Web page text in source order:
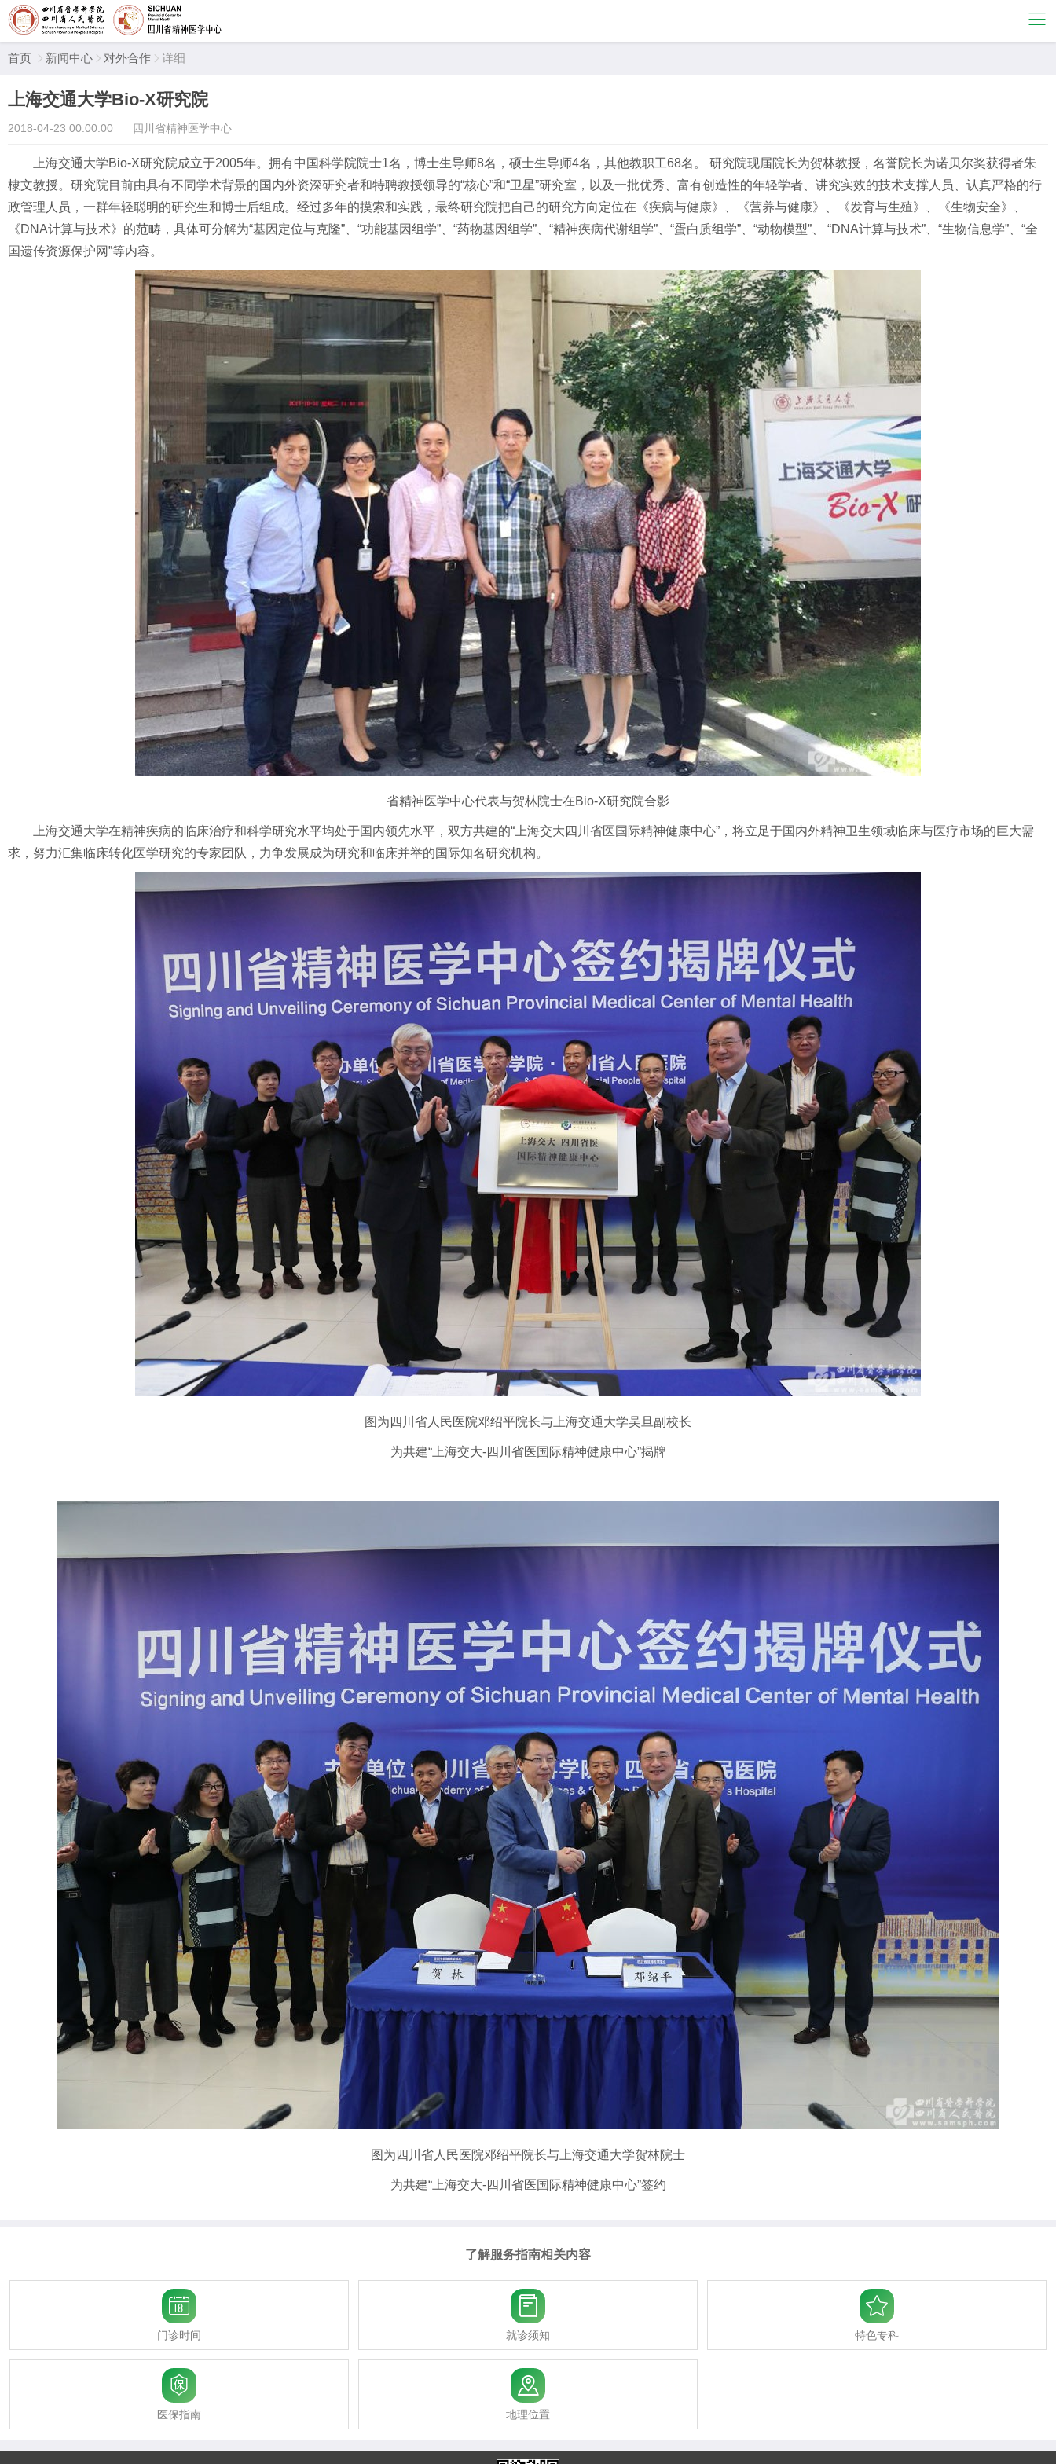
首页  新闻中心  对外合作  详细
上海交通大学Bio-X研究院
2018-04-23 00:00:00 四川省精神医学中心
上海交通大学Bio-X研究院成立于2005年。拥有中国科学院院士1名，博士生导师8名，硕士生导师4名，其他教职工68名。 研究院现届院长为贺林教授，名誉院长为诺贝尔奖获得者朱
棣文教授。研究院目前由具有不同学术背景的国内外资深研究者和特聘教授领导的“核心”和“卫星”研究室，以及一批优秀、富有创造性的年轻学者、讲究实效的技术支撑人员、认真严格的行
政管理人员，一群年轻聪明的研究生和博士后组成。经过多年的摸索和实践，最终研究院把自己的研究方向定位在《疾病与健康》、《营养与健康》、《发育与生殖》、《生物安全》、
《DNA计算与技术》的范畴，具体可分解为“基因定位与克隆”、“功能基因组学”、“药物基因组学”、“精神疾病代谢组学”、“蛋白质组学”、“动物模型”、 “DNA计算与技术”、“生物信息学”、“全
国遗传资源保护网”等内容。
省精神医学中心代表与贺林院士在Bio-X研究院合影
上海交通大学在精神疾病的临床治疗和科学研究水平均处于国内领先水平，双方共建的“上海交大四川省医国际精神健康中心”，将立足于国内外精神卫生领域临床与医疗市场的巨大需
求，努力汇集临床转化医学研究的专家团队，力争发展成为研究和临床并举的国际知名研究机构。
图为四川省人民医院邓绍平院长与上海交通大学吴旦副校长
为共建“上海交大-四川省医国际精神健康中心”揭牌
图为四川省人民医院邓绍平院长与上海交通大学贺林院士
为共建“上海交大-四川省医国际精神健康中心”签约
了解服务指南相关内容

门诊时间

就诊须知

特色专科

医保指南

地理位置